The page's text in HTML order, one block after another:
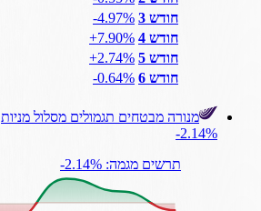
חודש 3
‎-4.97%
חודש 4
‎+7.90%
חודש 5
‎+2.74%
חודש 6
‎-0.64%
מנורה מבטחים תגמולים מסלול מניות
‎-2.14%
תרשים מגמה: ‎-2.14%